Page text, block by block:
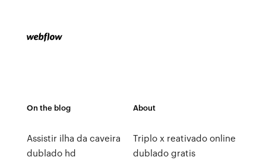
On the blog
Assistir ilha da caveira
dublado hd
About
Triplo x reativado online
dublado gratis